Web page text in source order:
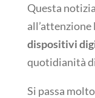
Questa
dispositivi
quotidianità
Si passa